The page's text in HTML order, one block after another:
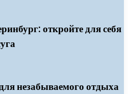
откройте для себя
незабываемого отдыха